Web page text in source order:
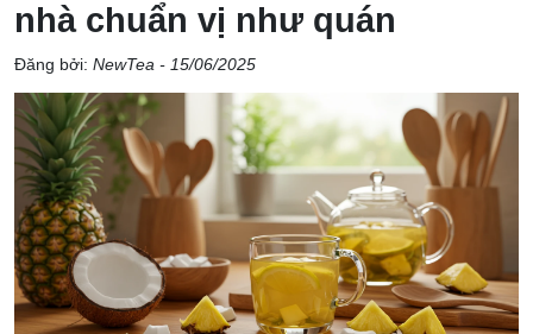
nhà chuẩn vị như quán
Đăng bởi: NewTea - 15/06/2025